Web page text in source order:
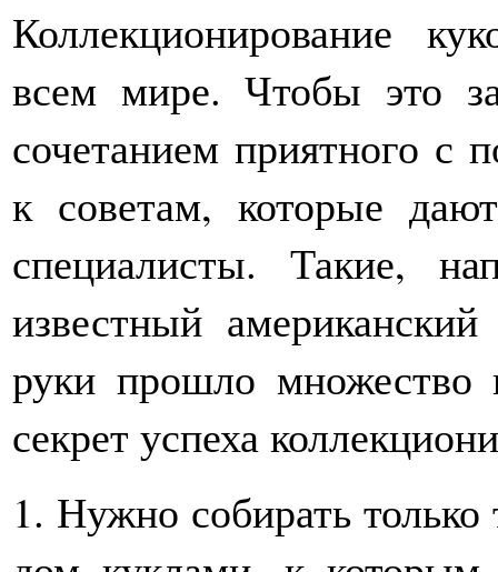
Коллекционирование
всем мире. Чтобы это
сочетанием приятного с
к советам, которые
специалисты. Такие,
известный
руки прошло множество
секрет успеха
1. Нужно собирать